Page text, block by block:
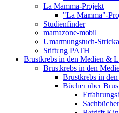
La Mamma-Projekt
"La Mamma"-
Studienfinder
mamazone-mobil
Umarmungstuch-
Stiftung PATH
Brustkrebs in den Medien &
Brustkrebs in den
Brustkrebs in
Bücher über
Sachbücher